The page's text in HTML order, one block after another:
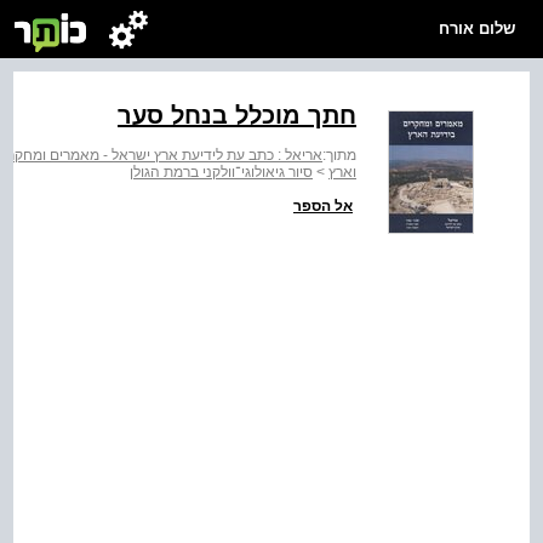
שלום אורח
חתך מוכלל בנחל סער
מתוך:אריאל : כתב עת לידיעת ארץ ישראל - מאמרים
וארץ > סיור גיאולוגי־וולקני ברמת הגולן
אל הספר